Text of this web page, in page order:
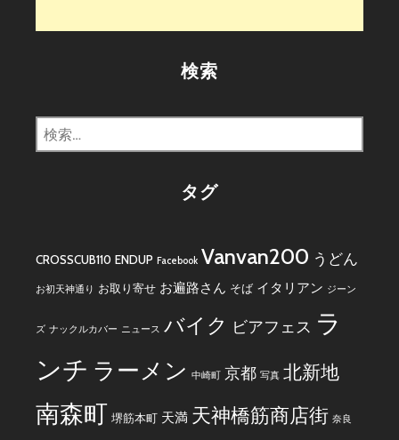
検索
検
索:
タグ
CROSSCUB110 ENDUP Facebook Vanvan200 うどん
お初天神通り お取り寄せ お遍路さん そば イタリアン ジーン
ズ ナックルカバー ニュース バイク ビアフェス ラ
ンチ ラーメン 中崎町 京都 写真 北新地
南森町 堺筋本町 天満 天神橋筋商店街 奈良